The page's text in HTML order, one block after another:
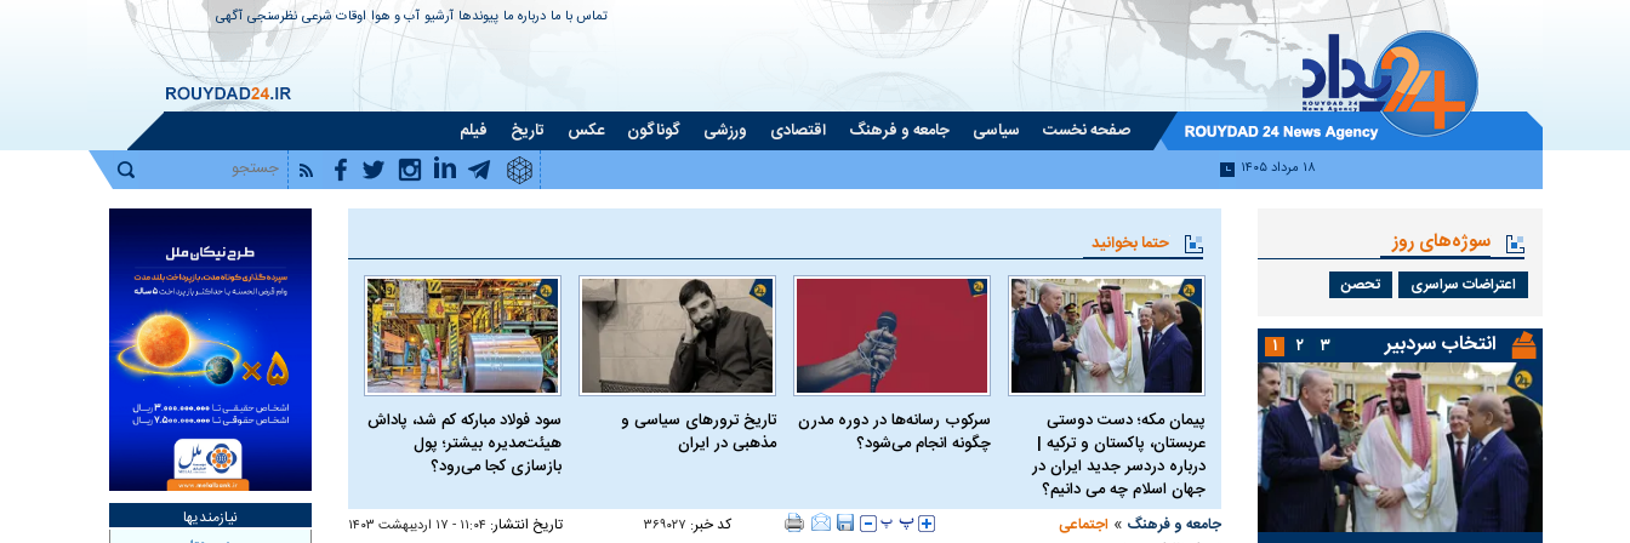
تماس با ما درباره ما پیوندها آرشیو آب و هوا اوقات شرعی نظرسنجی آگهی
صفحه نخست سیاسی جامعه و فرهنگ اقتصادی ورزشی گوناگون عکس تاریخ فیلم
۱۸ مرداد ۱۴۰۵
حتما بخوانید
پیمان مکه؛ دست دوستی
عربستان، پاکستان و ترکیه |
درباره دردسر جدید ایران در
جهان اسلام چه می دانیم؟
سرکوب رسانه‌ها در دوره مدرن
چگونه انجام می‌شود؟
تاریخ ترورهای سیاسی و
مذهبی در ایران
سود فولاد مبارکه کم شد، پاداش
هیئت‌مدیره بیشتر؛ پول
بازسازی کجا می‌رود؟
جامعه و فرهنگ » اجتماعی کد خبر: ۳۶۹۰۲۷ تاریخ انتشار: ۱۱:۰۴ - ۱۷ ارديبهشت ۱۴۰۳
سوژه‌های روز
اعتراضات سراسری تحصن
انتخاب سردبیر ۱ ۲ ۳
نیازمندیها